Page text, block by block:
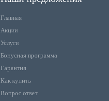
Главная
Акции
Услуги
Бонусная программа
Гарантия
Как купить
Вопрос ответ